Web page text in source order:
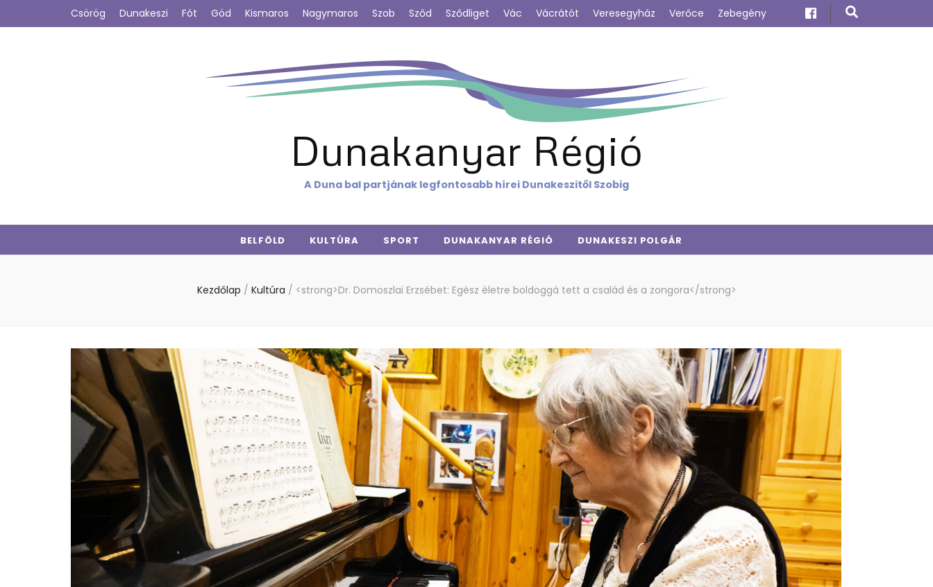
Csörög Dunakeszi Fót Göd Kismaros Nagymaros Szob Sződ Sződliget Vác Vácrátót Veresegyház Verőce Zebegény
Dunakanyar Régió
A Duna bal partjának legfontosabb hírei Dunakeszitől Szobig
BELFÖLD KULTÚRA SPORT DUNAKANYAR RÉGIÓ DUNAKESZI POLGÁR
Kezdőlap / Kultúra / <strong>Dr. Domoszlai Erzsébet: Egész életre boldoggá tett a család és a zongora</strong>